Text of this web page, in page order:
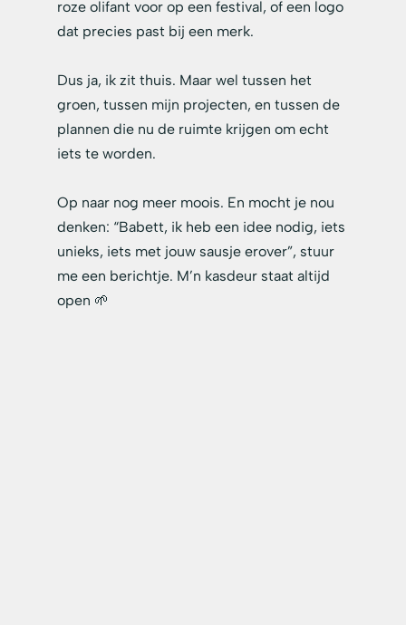
roze olifant voor op een festival, of een logo
dat precies past bij een merk.
Dus ja, ik zit thuis. Maar wel tussen het
groen, tussen mijn projecten, en tussen de
plannen die nu de ruimte krijgen om echt
iets te worden.
Op naar nog meer moois. En mocht je nou
denken: “Babett, ik heb een idee nodig, iets
unieks, iets met jouw sausje erover”, stuur
me een berichtje. M’n kasdeur staat altijd
open 🌱